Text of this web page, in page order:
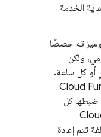
الخدمة
تتضمّن معظم منتجات Firebase وميزاته حصصًا
ولكن
أو كل ساعة.
Cloud
ضبطها كل
تتم إعادة